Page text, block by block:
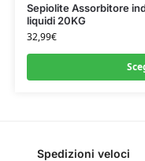
Sepiolite Assorbitore
liquidi 20KG
32,99€
Spedizioni veloci